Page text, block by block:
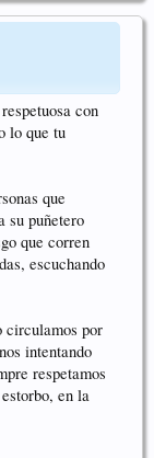
con
lo que tu
que
su puñetero
que corren
escuchando
circulamos por
intentando
respetamos
en la